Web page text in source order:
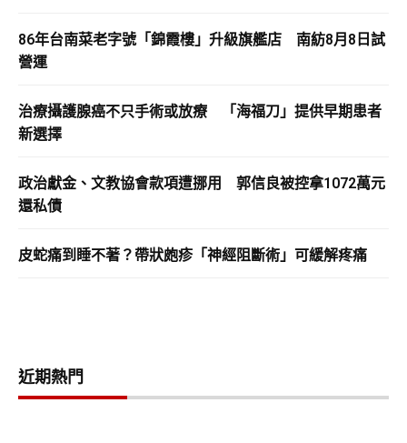
86年台南菜老字號「錦霞樓」升級旗艦店 南紡8月8日試
營運
治療攝護腺癌不只手術或放療 「海福刀」提供早期患者
新選擇
政治獻金、文教協會款項遭挪用 郭信良被控拿1072萬元
還私債
皮蛇痛到睡不著？帶狀皰疹「神經阻斷術」可緩解疼痛
近期熱門